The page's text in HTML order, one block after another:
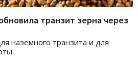
транзит зерна через
наземного транзита и для